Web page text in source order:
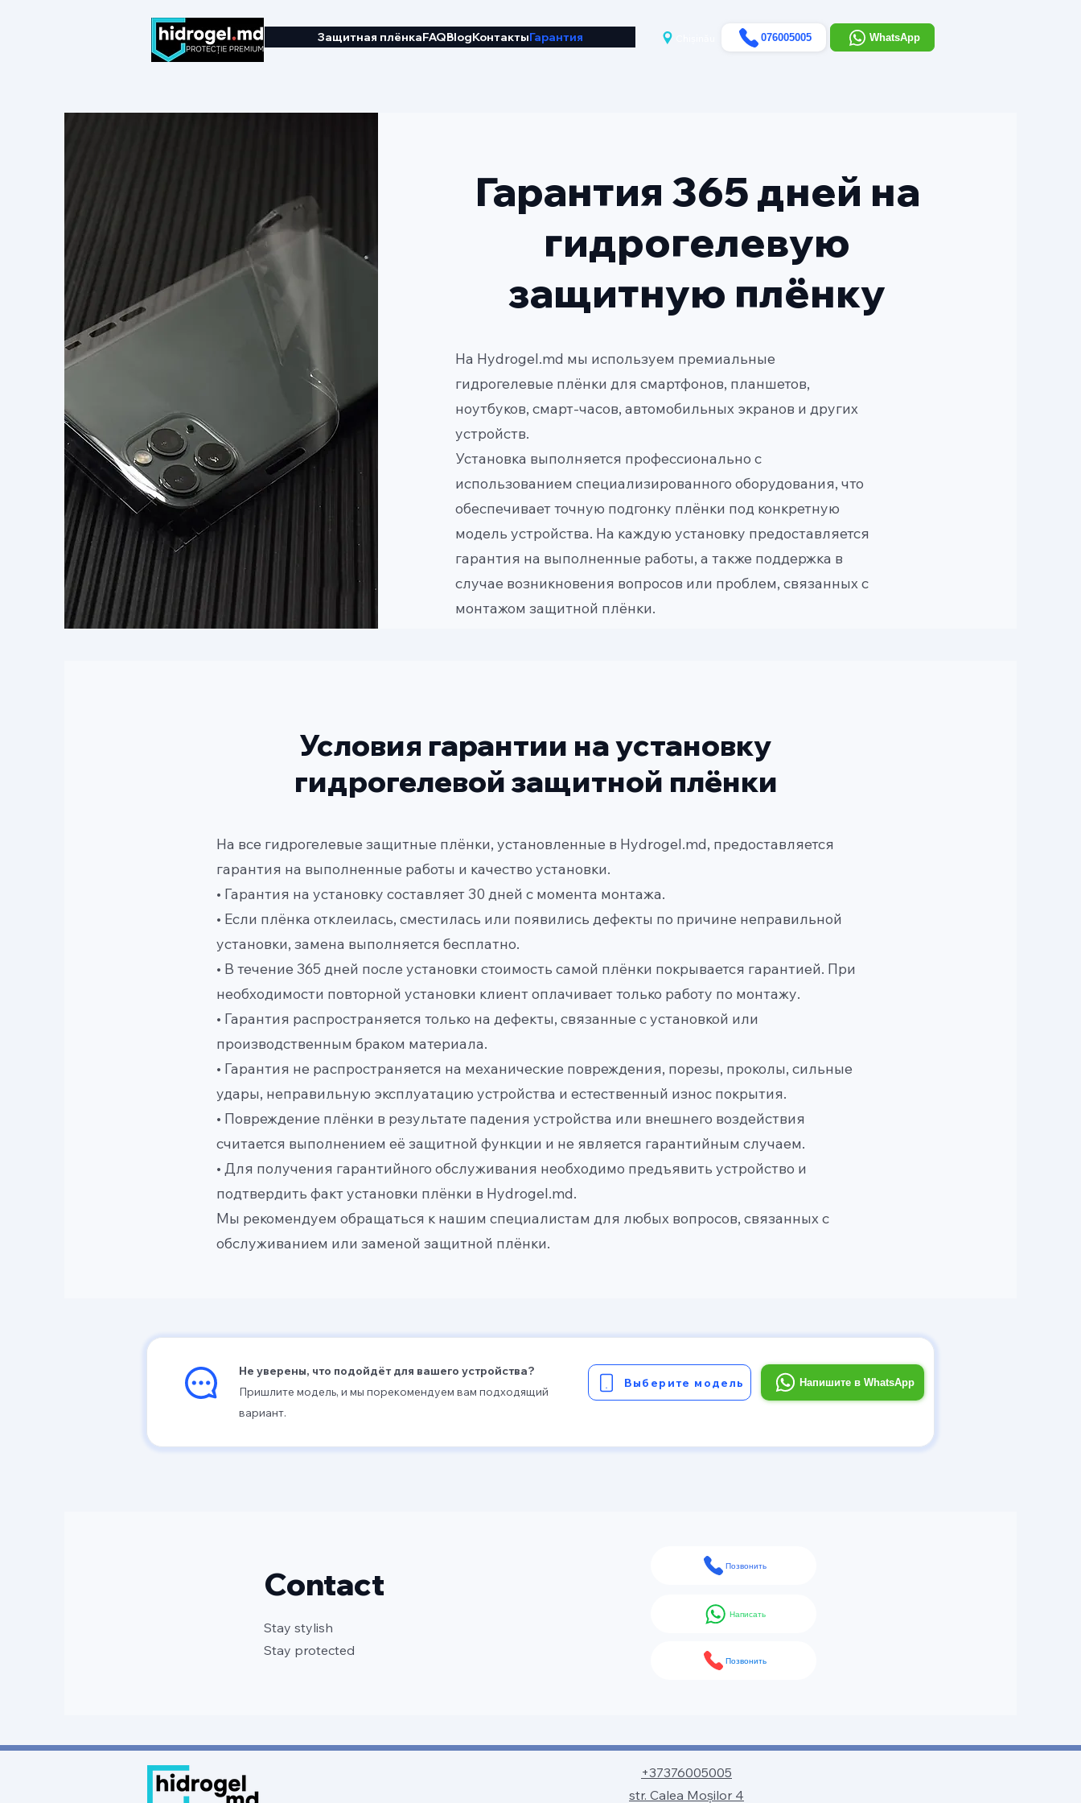
Защитная плёнкаFAQBlogКонтактыГарантия 076005005 WhatsApp
Гарантия 365 дней на
гидрогелевую
защитную плёнку
На Hydrogel.md мы используем премиальные
гидрогелевые плёнки для смартфонов, планшетов,
ноутбуков, смарт-часов, автомобильных экранов и других
устройств.
Установка выполняется профессионально с
использованием специализированного оборудования, что
обеспечивает точную подгонку плёнки под конкретную
модель устройства. На каждую установку предоставляется
гарантия на выполненные работы, а также поддержка в
случае возникновения вопросов или проблем, связанных с
монтажом защитной плёнки.
Условия гарантии на установку
гидрогелевой защитной плёнки
На все гидрогелевые защитные плёнки, установленные в Hydrogel.md, предоставляется
гарантия на выполненные работы и качество установки.
• Гарантия на установку составляет 30 дней с момента монтажа.
• Если плёнка отклеилась, сместилась или появились дефекты по причине неправильной
установки, замена выполняется бесплатно.
• В течение 365 дней после установки стоимость самой плёнки покрывается гарантией. При
необходимости повторной установки клиент оплачивает только работу по монтажу.
• Гарантия распространяется только на дефекты, связанные с установкой или
производственным браком материала.
• Гарантия не распространяется на механические повреждения, порезы, проколы, сильные
удары, неправильную эксплуатацию устройства и естественный износ покрытия.
• Повреждение плёнки в результате падения устройства или внешнего воздействия
считается выполнением её защитной функции и не является гарантийным случаем.
• Для получения гарантийного обслуживания необходимо предъявить устройство и
подтвердить факт установки плёнки в Hydrogel.md.
Мы рекомендуем обращаться к нашим специалистам для любых вопросов, связанных с
обслуживанием или заменой защитной плёнки.
Не уверены, что подойдёт для вашего устройства?
Пришлите модель, и мы порекомендуем вам подходящий
вариант.
Выберите модель Напишите в WhatsApp
Contact
Stay stylish
Stay protected
Позвонить
Написать
Позвонить
+37376005005
str. Calea Moșilor 4